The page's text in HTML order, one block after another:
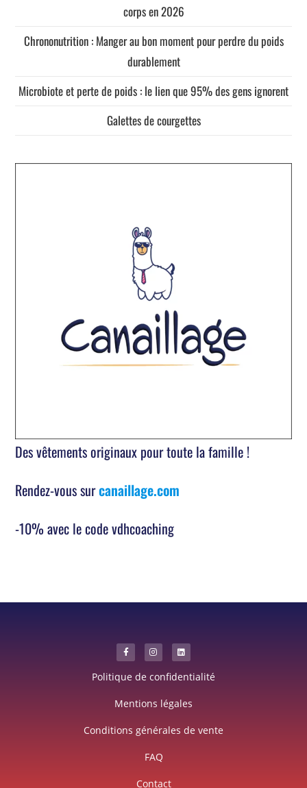
corps en 2026
Chrononutrition : Manger au bon moment pour perdre du poids
durablement
Microbiote et perte de poids : le lien que 95% des gens ignorent
Galettes de courgettes
Des vêtements originaux pour toute la famille !
Rendez-vous surcanaillage.com
-10% avec le code vdhcoaching
Politique de confidentialité
Mentions légales
Conditions générales de vente
FAQ
Contact